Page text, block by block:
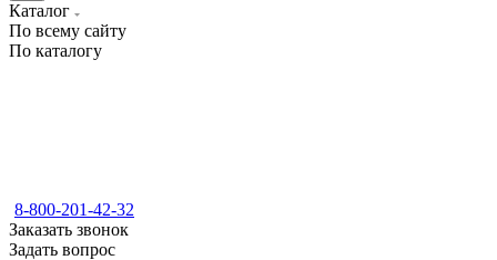
Каталог
По всему сайту
По каталогу
8-800-201-42-32
Заказать звонок
Задать вопрос